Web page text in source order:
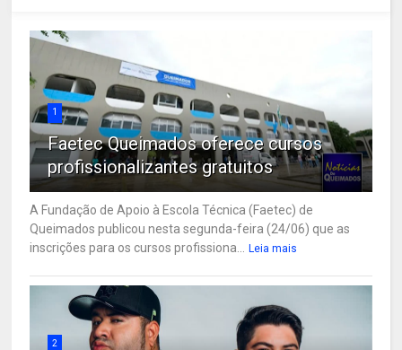
1
Faetec Queimados oferece cursos
profissionalizantes gratuitos
A Fundação de Apoio à Escola Técnica (Faetec) de
Queimados publicou nesta segunda-feira (24/06) que as
inscrições para os cursos profissiona...
Leia mais
2